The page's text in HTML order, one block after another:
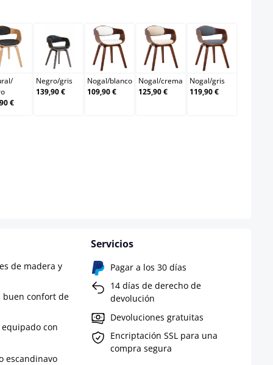
Natural/negro
/
€
Negro/gris
Negro/gris
139,90 €
Nogal/blanco
Nogal/blanco
109,90 €
Nogal/crema
Nogal/crema
125,90 €
Nogal/gris
Nogal/gris
119,90 €
de madera y
buen confort de
con
escandinavo
Servicios
Pagar a los 30 días
14 días de derecho de
devolución
Devoluciones gratuitas
Encriptación SSL para una
compra segura